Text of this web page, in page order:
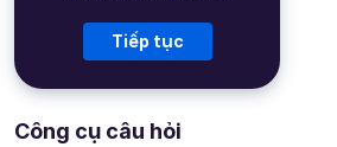
Tiếp tục
Công cụ câu hỏi